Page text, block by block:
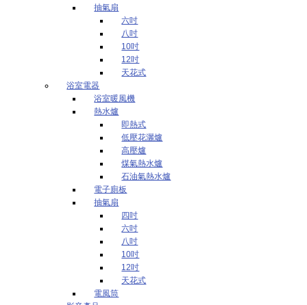
抽氣扇
六吋
八吋
10吋
12吋
天花式
浴室電器
浴室暖風機
熱水爐
即熱式
低壓花灑爐
高壓爐
煤氣熱水爐
石油氣熱水爐
電子廁板
抽氣扇
四吋
六吋
八吋
10吋
12吋
天花式
電風筒